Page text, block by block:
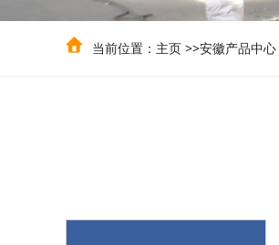
当前位置： 主页 >>安徽产品中心